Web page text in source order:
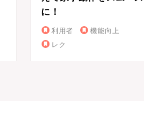
に！
利用者
機能向上
レク